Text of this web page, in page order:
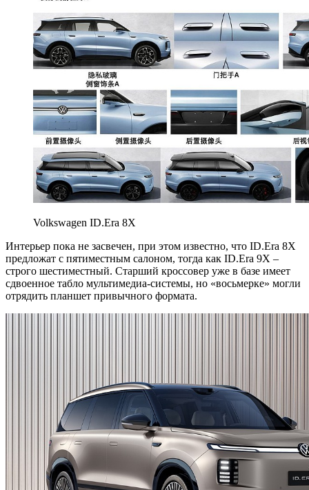
Volkswagen ID.Era 8X
Интерьер пока не засвечен, при этом известно, что ID.Era 8X
предложат с пятиместным салоном, тогда как ID.Era 9X –
строго шестиместный. Старший кроссовер уже в базе имеет
сдвоенное табло мультимедиа-системы, но «восьмерке» могли
отрядить планшет привычного формата.